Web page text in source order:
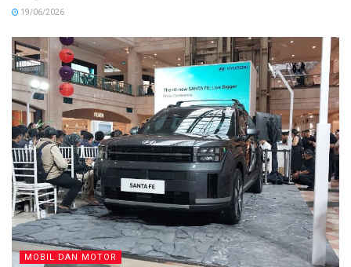
19/06/2026
MOBIL DAN MOTOR